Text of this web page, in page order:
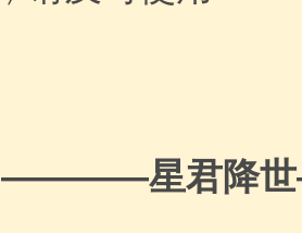
————星君降